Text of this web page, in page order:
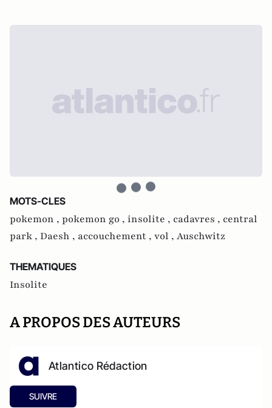
MOTS-CLES
pokemon , pokemon go , insolite , cadavres , central
park , Daesh , accouchement , vol , Auschwitz
THEMATIQUES
Insolite
A PROPOS DES AUTEURS
Atlantico Rédaction
SUIVRE